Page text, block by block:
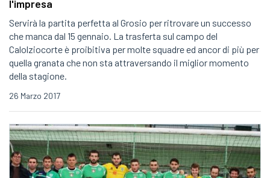
l'impresa
Servirà la partita perfetta al Grosio per ritrovare un successo
che manca dal 15 gennaio. La trasferta sul campo del
Calolziocorte è proibitiva per molte squadre ed ancor di più per
quella granata che non sta attraversando il miglior momento
della stagione.
26 Marzo 2017